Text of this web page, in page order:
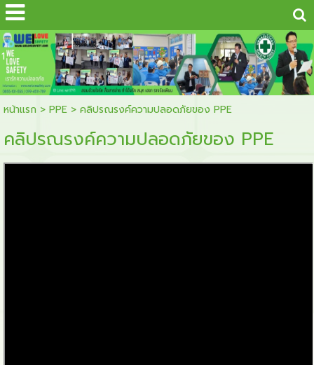
...
1
หน้าแรก > PPE> คลิปรณรงค์ความปลอดภัยของ PPE
คลิปรณรงค์ความปลอดภัยของ PPE